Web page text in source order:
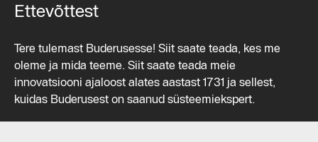
Ettevõttest
Tere tulemast Buderusesse! Siit saate teada, kes me
oleme ja mida teeme. Siit saate teada meie
innovatsiooni ajaloost alates aastast 1731 ja sellest,
kuidas Buderusest on saanud süsteemiekspert.